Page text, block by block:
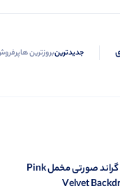
جدیدترینبروزترین ها
فون بک گراند صورتی مخمل Pink
Velvet